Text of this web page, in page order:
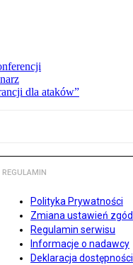
dla ataków”
REGULAMIN
Polityka Prywatności
Zmiana ustawień zgód
Regulamin serwisu
Informacje o nadawcy
Deklaracja dostępności